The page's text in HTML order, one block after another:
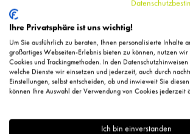
Ihre Privatsphäre ist uns wichtig!
Um Sie ausführlich zu beraten, Ihnen personalisierte Inhalte
großartiges Webseiten-Erlebnis bieten zu können, nutzen wir
Cookies und Trackingmethoden. In den
welche Dienste wir einsetzen und jederzeit, auch durch
Einstellungen, selbst entscheiden, ob und inwieweit Sie
können Ihre Auswahl der Verwendung von Cookies jederzeit
Ich bin einverstanden